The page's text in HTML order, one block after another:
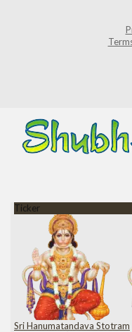
Navigation
Ticker
Sri Hanumatandava Stotram